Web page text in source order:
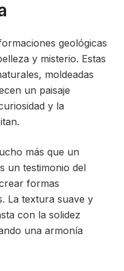
geológicas
y misterio. Estas
moldeadas
un paisaje
y la
más que un
un testimonio del
formas
La textura suave y
con la solidez
una armonía